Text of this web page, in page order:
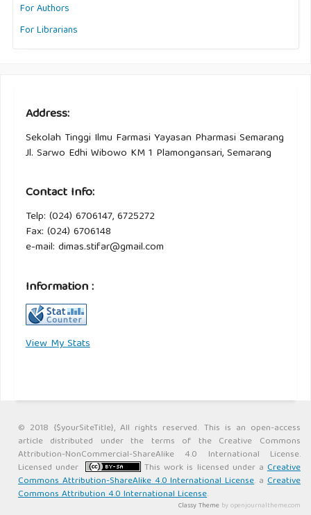
For Authors
For Librarians
Address:
Sekolah Tinggi Ilmu Farmasi Yayasan Pharmasi Semarang
Jl. Sarwo Edhi Wibowo KM 1 Plamongansari, Semarang
Contact Info:
Telp: (024) 6706147, 6725272
Fax: (024) 6706148
e-mail: dimas.stifar@gmail.com
Information :
View My Stats
© 2018 {$yourSiteTitle}, All rights reserved. This is an open-access
article distributed under the terms of the Creative Commons
Attribution-NonCommercial-ShareAlike 4.0 International License.
Licensed under
This work is licensed under a Creative
Commons Attribution-ShareAlike 4.0 International License. a Creative
Commons Attribution 4.0 International License.
Classy Theme by openjournaltheme.com